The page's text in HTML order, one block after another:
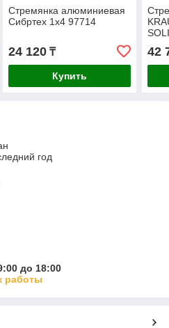
Стремянка алюминиевая
Сибртех 1х4 97714
24 120₸
Купить
42
год
до 18:00
работы